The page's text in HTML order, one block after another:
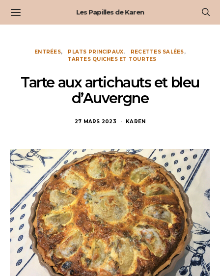
Les Papilles de Karen
ENTRÉES PLATS PRINCIPAUX
RECETTES SALÉES
TARTES QUICHES ET TOURTES
Tarte aux artichauts et bleu
d’Auvergne
27 MARS 2023 KAREN